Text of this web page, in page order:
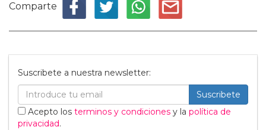
Comparte
Suscribete a nuestra newsletter:
Suscribete
Acepto los terminos y condiciones y la política de
privacidad.